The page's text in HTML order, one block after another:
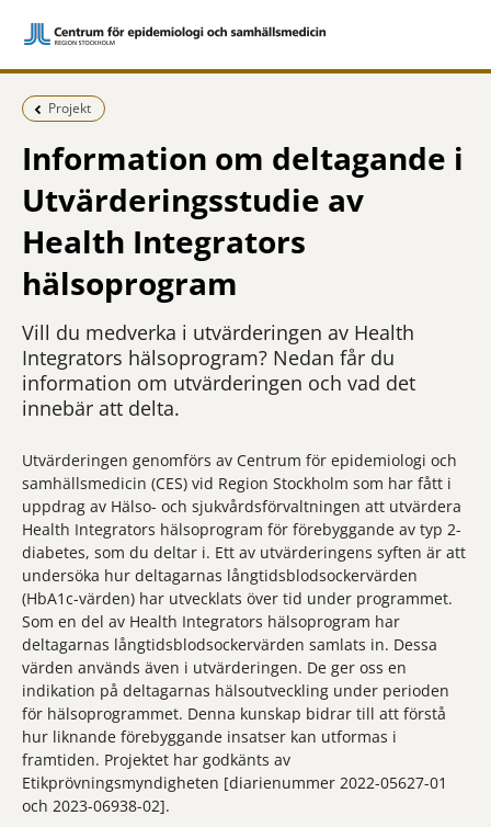
Föregående sida:
Projekt
Information om deltagande i
Utvärderingsstudie av
Health Integrators
hälsoprogram
Vill du medverka i utvärderingen av Health
Integrators hälsoprogram? Nedan får du
information om utvärderingen och vad det
innebär att delta.
Utvärderingen genomförs av Centrum för epidemiologi och
samhällsmedicin (CES) vid Region Stockholm som har fått i
uppdrag av Hälso- och sjukvårdsförvaltningen att utvärdera
Health Integrators hälsoprogram för förebyggande av typ 2-
diabetes, som du deltar i. Ett av utvärderingens syften är att
undersöka hur deltagarnas långtidsblodsockervärden
(HbA1c-värden) har utvecklats över tid under programmet.
Som en del av Health Integrators hälsoprogram har
deltagarnas långtidsblodsockervärden samlats in. Dessa
värden används även i utvärderingen. De ger oss en
indikation på deltagarnas hälsoutveckling under perioden
för hälsoprogrammet. Denna kunskap bidrar till att förstå
hur liknande förebyggande insatser kan utformas i
framtiden. Projektet har godkänts av
Etikprövningsmyndigheten [diarienummer 2022-05627-01
och 2023-06938-02].